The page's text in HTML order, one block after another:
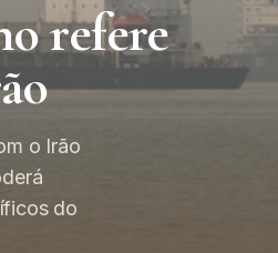
refere
o Irão
do